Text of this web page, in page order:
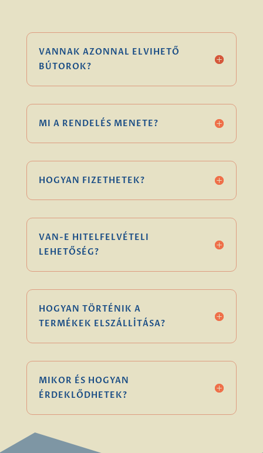
VANNAK AZONNAL ELVIHETŐ
BÚTOROK?
MI A RENDELÉS MENETE?
HOGYAN FIZETHETEK?
VAN-E HITELFELVÉTELI
LEHETŐSÉG?
HOGYAN TÖRTÉNIK A
TERMÉKEK ELSZÁLLÍTÁSA?
MIKOR ÉS HOGYAN
ÉRDEKLŐDHETEK?